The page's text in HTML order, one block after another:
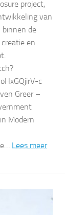
project,
van
de
en
c
Greer –
Modern
Lees meer